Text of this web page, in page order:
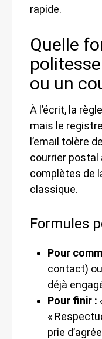
rapide.
Quelle
ou un
À l’écrit, la
mais le
l’email tolère
courrier postal
complètes de
classique.
Formules
Pour
contact)
déjà
Pour finir :
«
prie